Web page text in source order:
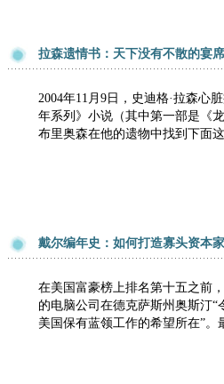
拉森遗情书：天下没有不散的宴席
2004年11月9日，史迪格·拉森心
年系列》小说（其中第一部是《
布里奥森在他的遗物中找到下面
戴尔编年史：如何打造寡头资本家
在美国富豪榜上排名第十五之前
的电脑公司在德克萨斯州奥斯汀“
美国保有蓝领工作的希望所在”